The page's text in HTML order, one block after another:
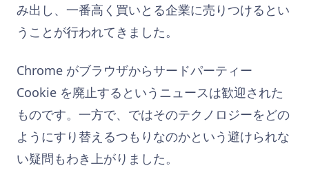
み出し、一番高く買いとる企業に売りつけるとい
うことが行われてきました。
Chrome がブラウザからサードパーティー
Cookie を廃止するというニュースは歓迎された
ものです。一方で、ではそのテクノロジーをどの
ようにすり替えるつもりなのかという避けられな
い疑問もわき上がりました。